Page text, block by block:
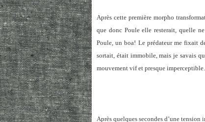
Après cette première morpho
que donc Poule elle resterait, quelle
Poule, un boa! Le prédateur me fixait
sortait, était immobile, mais je savais
mouvement vif et presque imperceptible.
Après quelques secondes d’une